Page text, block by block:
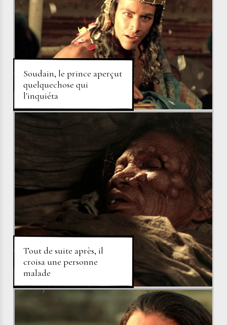
Soudain, le prince aperçut
quelquechose qui
l'inquiéta
Tout de suite après, il
croisa une personne
malade